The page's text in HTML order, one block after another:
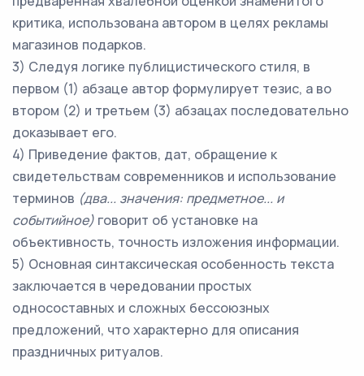
критика, использована автором в целях рекламы
магазинов подарков.
3) Следуя логике публицистического стиля, в
первом (1) абзаце автор формулирует тезис, а во
втором (2) и третьем (3) абзацах последовательно
доказывает его.
4) Приведение фактов, дат, обращение к
свидетельствам современников и использование
терминов (два... значения: предметное... и
событийное) говорит об установке на
объективность, точность изложения информации.
5) Основная синтаксическая особенность текста
заключается в чередовании простых
односоставных и сложных бессоюзных
предложений, что характерно для описания
праздничных ритуалов.